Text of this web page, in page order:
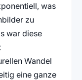
was
zu
war diese
Wandel
eine ganze